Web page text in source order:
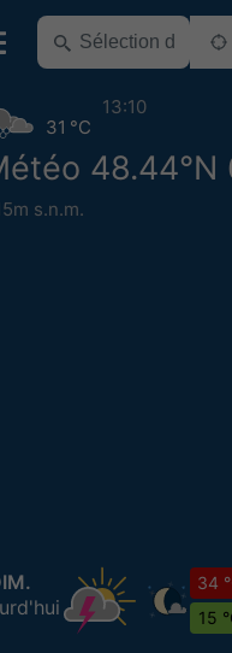
48.44°N
s.n.m.
31 °C
13:10
34
15